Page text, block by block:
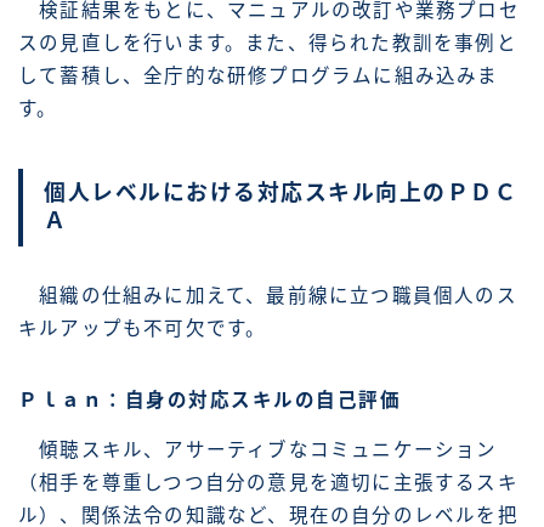
検証結果をもとに、マニュアルの改訂や業務プロセ
スの見直しを行います。また、得られた教訓を事例と
して蓄積し、全庁的な研修プログラムに組み込みま
す。
個人レベルにおける対応スキル向上のＰＤＣ
Ａ
組織の仕組みに加えて、最前線に立つ職員個人のス
キルアップも不可欠です。
Ｐｌａｎ：自身の対応スキルの自己評価
傾聴スキル、アサーティブなコミュニケーション
（相手を尊重しつつ自分の意見を適切に主張するスキ
ル）、関係法令の知識など、現在の自分のレベルを把